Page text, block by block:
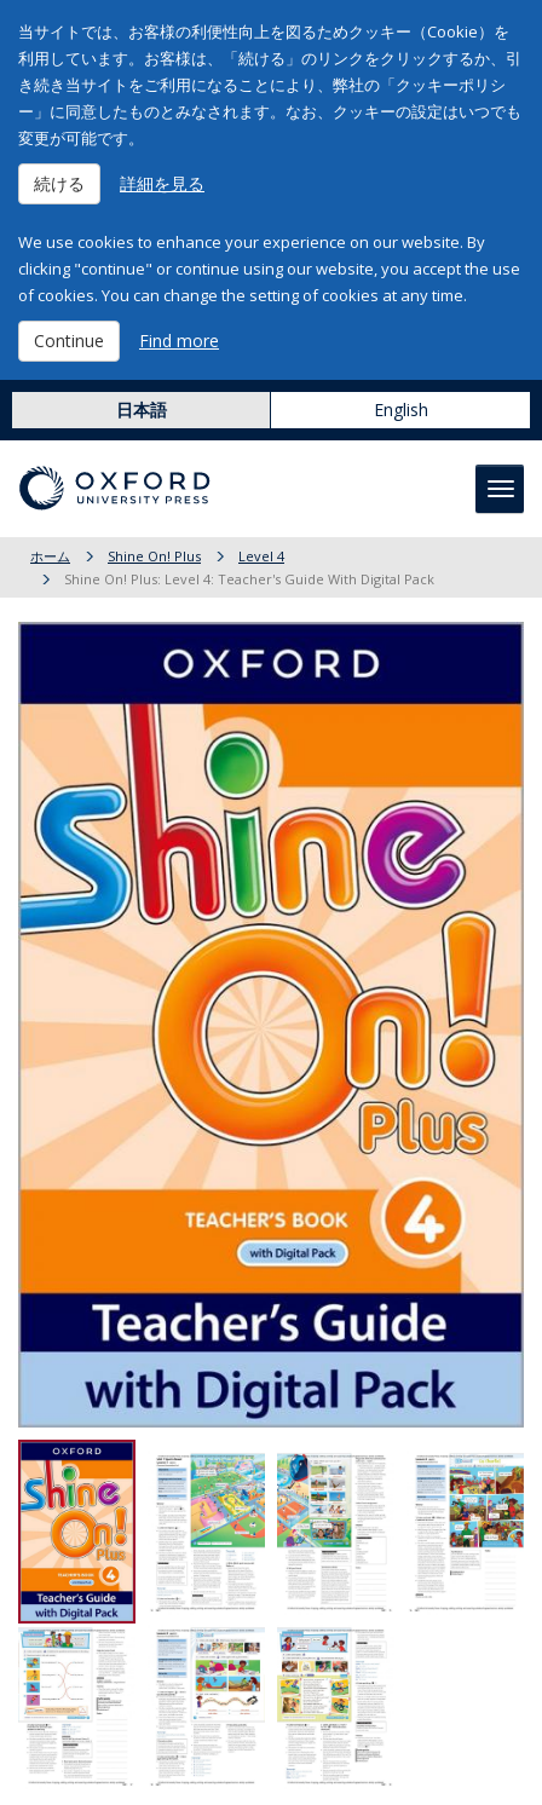
当サイトでは、お客様の利便性向上を図るためクッキー（Cookie）を
利用しています。お客様は、「続ける」のリンクをクリックするか、引
き続き当サイトをご利用になることにより、弊社の「クッキーポリシ
ー」に同意したものとみなされます。なお、クッキーの設定はいつでも
変更が可能です。
続ける 詳細を見る
We use cookies to enhance your experience on our website. By
clicking "continue" or continue using our website, you accept the use
of cookies. You can change the setting of cookies at any time.
Continue Find more
日本語 English
ホーム Shine On! Plus
Level 4
Shine On! Plus: Level 4: Teacher's Guide With Digital Pack